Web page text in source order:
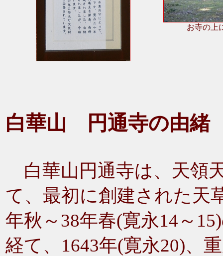
お寺の上
白華山 円通寺の由緒
白華山円通寺は、天領
て、最初に創建された天
年秋～38年春(寛永14～
経て、1643年(寛永20)、